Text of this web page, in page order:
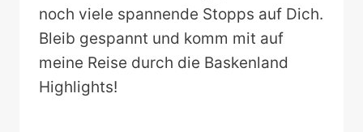
noch viele spannende Stopps auf Dich.
Bleib gespannt und komm mit auf
meine Reise durch die Baskenland
Highlights!